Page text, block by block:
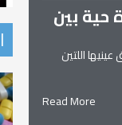
يعانق
حية بين
اللتين
Read More